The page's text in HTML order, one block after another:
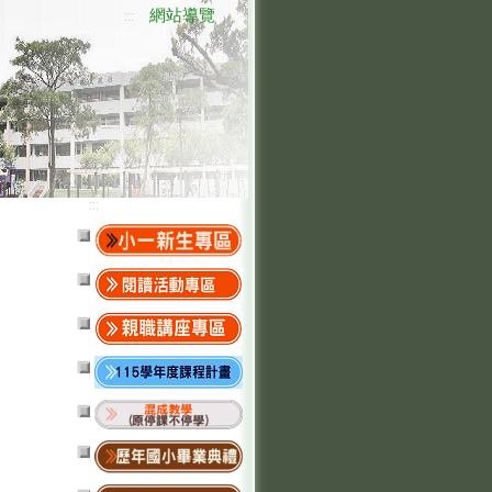
::: 網站導覽
:::